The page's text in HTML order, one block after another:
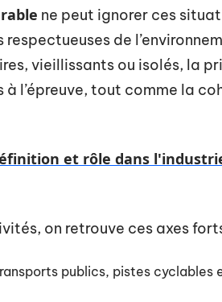
ne peut ignorer ces
respectueuses de
vieillissants ou isolés, la
l’épreuve, tout comme la
et rôle dans
on retrouve ces axes
publics, pistes cyclables